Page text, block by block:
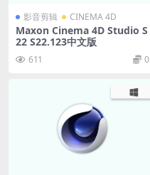
影音剪辑 CINEMA 4D
Maxon Cinema 4D Studio S
22 S22.123中文版
611 0